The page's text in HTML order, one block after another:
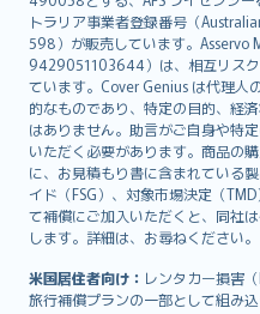
トラリア事業者登録番号（
598）が販売しています。Asservo
9429051103644）は、相互リス
ています。Cover Genius は代理人
的なものであり、特定の目的、経
はありません。助言がご自身や特
いただく必要があります。商品の
に、お見積もり書に含まれている
イド（FSG）、対象市場決定（
て補償にご加入いただくと、同社
します。詳細は、お尋ねください。
米国居住者向け： レンタカー損害
旅行補償プランの一部として組み
한국어
dansk
norsk
suomi
العربيّة
Türkçe
česky
Русский
български